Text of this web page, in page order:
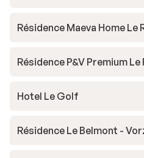
Résidence Maeva Home Le
Résidence P&V Premium Le
Hotel Le Golf
Résidence Le Belmont -